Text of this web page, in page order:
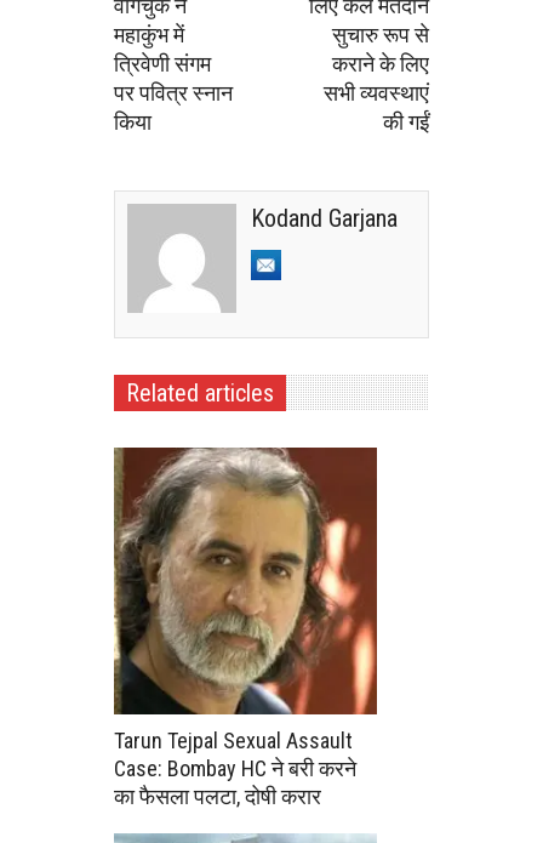
वांगचुक ने
महाकुंभ में
त्रिवेणी संगम
पर पवित्र स्नान
किया
लिए कल मतदान
सुचारु रूप से
कराने के लिए
सभी व्यवस्थाएं
की गईं
Kodand Garjana
Related articles
Tarun Tejpal Sexual Assault
Case: Bombay HC ने बरी करने
का फैसला पलटा, दोषी करार